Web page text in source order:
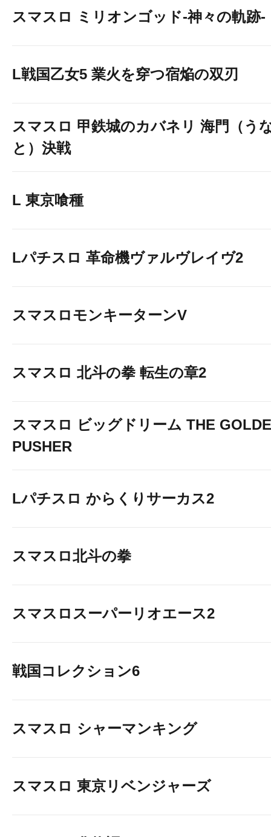
スマスロ ミリオンゴッド-神々の軌跡-
L戦国乙女5 業火を穿つ宿焔の双刃
スマスロ 甲鉄城のカバネリ 海門（う
と）決戦
L 東京喰種
Lパチスロ 革命機ヴァルヴレイヴ2
スマスロモンキーターンV
スマスロ 北斗の拳 転生の章2
スマスロ ビッグドリーム THE
PUSHER
Lパチスロ からくりサーカス2
スマスロ北斗の拳
スマスロスーパーリオエース2
戦国コレクション6
スマスロ シャーマンキング
スマスロ 東京リベンジャーズ